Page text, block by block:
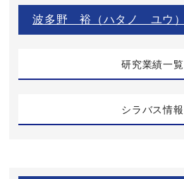
波多野 裕（ハタノ ユウ）
研究業績一覧
シラバス情報